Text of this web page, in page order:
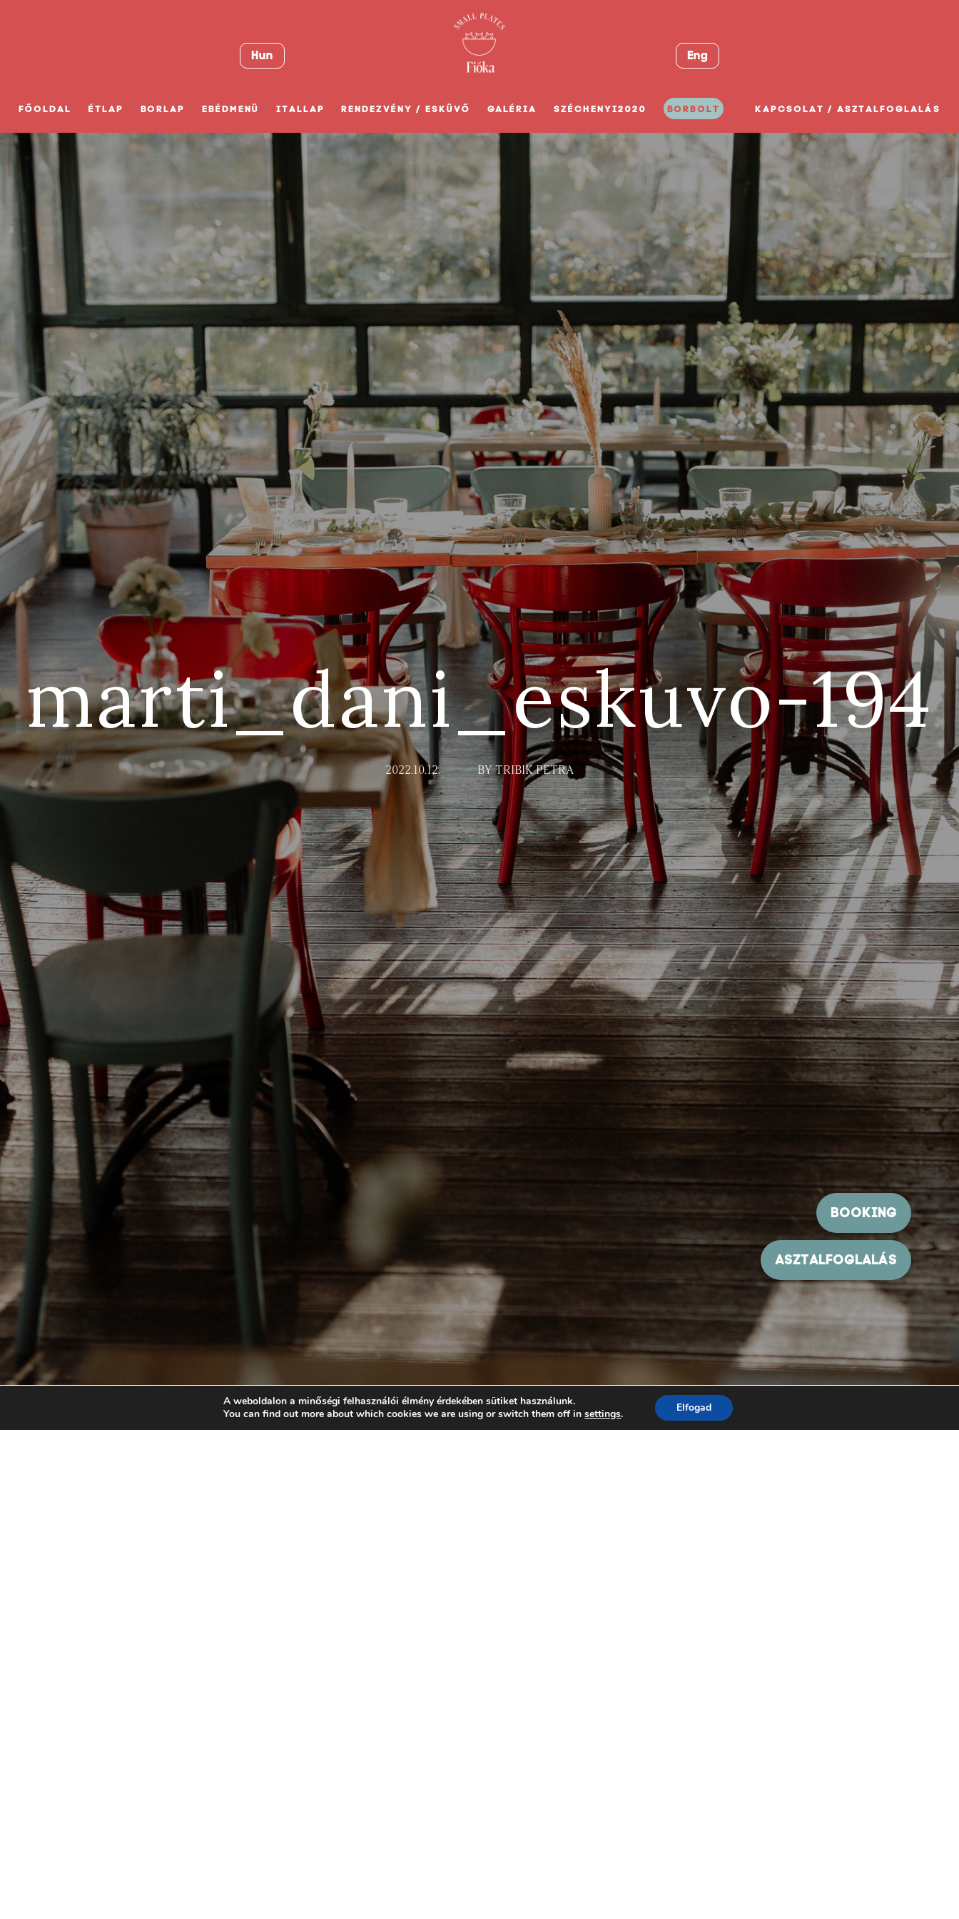
Hun Eng
FŐOLDAL ÉTLAP BORLAP EBÉDMENÜ ITALLAP RENDEZVÉNY / ESKÜVŐ GALÉRIA SZÉCHENYI2020 BORBOLT KAPCSOLAT / ASZTALFOGLALÁS
marti_dani_eskuvo-194
2022.10.12. BY TRIBIK PETRA
A weboldalon a minőségi felhasználói élmény érdekében sütiket használunk.
You can find out more about which cookies we are using or switch them off insettings. Elfogad